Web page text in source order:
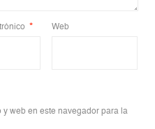
* Web
web en este navegador para la